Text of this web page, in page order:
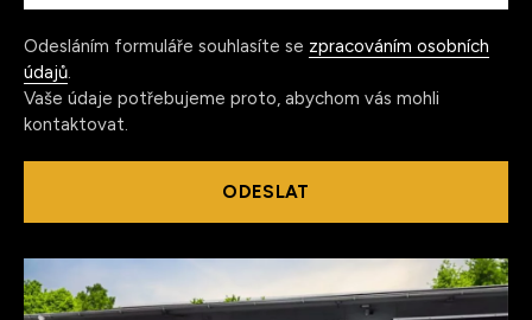
Odesláním formuláře souhlasíte se zpracováním osobních
údajů.
Vaše údaje potřebujeme proto, abychom vás mohli
kontaktovat.
ODESLAT